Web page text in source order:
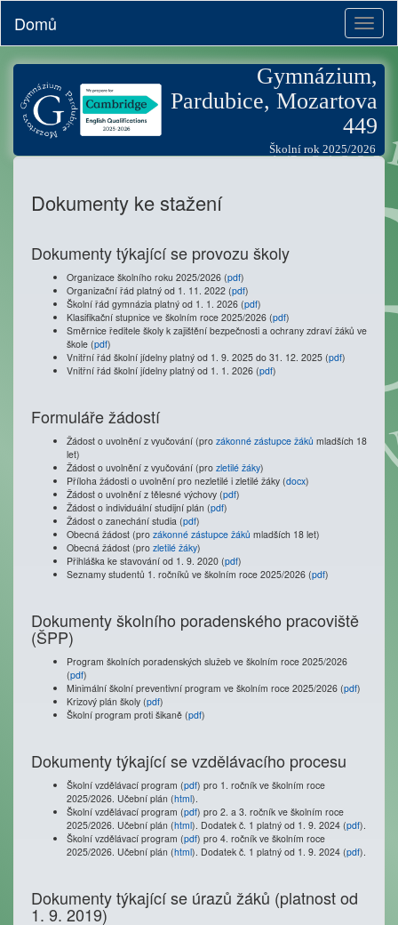
Domů
Gymnázium,
Pardubice, Mozartova
449
Školní rok 2025/2026
Dokumenty ke stažení
Dokumenty týkající se provozu školy
Organizace školního roku 2025/2026 (pdf)
Organizační řád platný od 1. 11. 2022 (pdf)
Školní řád gymnázia platný od 1. 1. 2026 (pdf)
Klasifikační stupnice ve školním roce 2025/2026 (pdf)
Směrnice ředitele školy k zajištění bezpečnosti a ochrany zdraví žáků ve
škole (pdf)
Vnitřní řád školní jídelny platný od 1. 9. 2025 do 31. 12. 2025 (pdf)
Vnitřní řád školní jídelny platný od 1. 1. 2026 (pdf)
Formuláře žádostí
Žádost o uvolnění z vyučování (pro zákonné zástupce žáků mladších 18
let)
Žádost o uvolnění z vyučování (pro zletilé žáky)
Příloha žádosti o uvolnění pro nezletilé i zletilé žáky (docx)
Žádost o uvolnění z tělesné výchovy (pdf)
Žádost o individuální studijní plán (pdf)
Žádost o zanechání studia (pdf)
Obecná žádost (pro zákonné zástupce žáků mladších 18 let)
Obecná žádost (pro zletilé žáky)
Přihláška ke stavování od 1. 9. 2020 (pdf)
Seznamy studentů 1. ročníků ve školním roce 2025/2026 (pdf)
Dokumenty školního poradenského pracoviště
(ŠPP)
Program školních poradenských služeb ve školním roce 2025/2026
(pdf)
Minimální školní preventivní program ve školním roce 2025/2026 (pdf)
Krizový plán školy (pdf)
Školní program proti šikaně (pdf)
Dokumenty týkající se vzdělávacího procesu
Školní vzdělávací program (pdf) pro 1. ročník ve školním roce
2025/2026. Učební plán (html).
Školní vzdělávací program (pdf) pro 2. a 3. ročník ve školním roce
2025/2026. Učební plán (html). Dodatek č. 1 platný od 1. 9. 2024 (pdf).
Školní vzdělávací program (pdf) pro 4. ročník ve školním roce
2025/2026. Učební plán (html). Dodatek č. 1 platný od 1. 9. 2024 (pdf).
Dokumenty týkající se úrazů žáků (platnost od
1. 9. 2019)